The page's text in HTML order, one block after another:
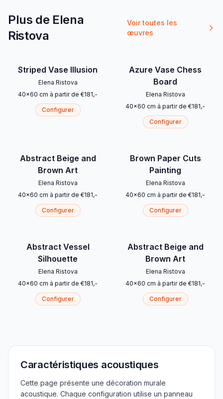
Plus de Elena
Ristova
Voir toutes les
œuvres
Striped Vase Illusion
Elena Ristova
40x60 cm à partir de €181,-
Configurer
Azure Vase Chess
Board
Elena Ristova
40x60 cm à partir de €181,-
Configurer
Abstract Beige and
Brown Art
Elena Ristova
40x60 cm à partir de €181,-
Configurer
Brown Paper Cuts
Painting
Elena Ristova
40x60 cm à partir de €181,-
Configurer
Abstract Vessel
Silhouette
Elena Ristova
40x60 cm à partir de €181,-
Configurer
Abstract Beige and
Brown Art
Elena Ristova
40x60 cm à partir de €181,-
Configurer
Caractéristiques acoustiques
Cette page présente une décoration murale
acoustique. Chaque configuration utilise un panneau